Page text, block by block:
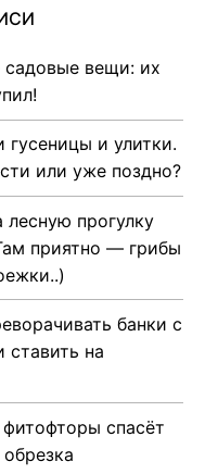
садовые вещи: их
гусеницы и улитки.
или уже поздно?
прогулку
приятно — грибы
банки с
ставить на
спасёт